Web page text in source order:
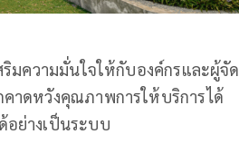
มความมั่นใจให้กับองค์กรและผู้จัด
าดหวังคุณภาพการให้บริการได้
อย่างเป็นระบบ